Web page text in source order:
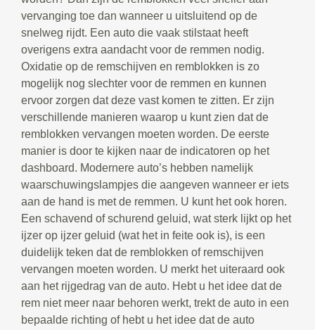
vervanging toe dan wanneer u uitsluitend op de
snelweg rijdt. Een auto die vaak stilstaat heeft
overigens extra aandacht voor de remmen nodig.
Oxidatie op de remschijven en remblokken is zo
mogelijk nog slechter voor de remmen en kunnen
ervoor zorgen dat deze vast komen te zitten. Er zijn
verschillende manieren waarop u kunt zien dat de
remblokken vervangen moeten worden. De eerste
manier is door te kijken naar de indicatoren op het
dashboard. Modernere auto’s hebben namelijk
waarschuwingslampjes die aangeven wanneer er iets
aan de hand is met de remmen. U kunt het ook horen.
Een schavend of schurend geluid, wat sterk lijkt op het
ijzer op ijzer geluid (wat het in feite ook is), is een
duidelijk teken dat de remblokken of remschijven
vervangen moeten worden. U merkt het uiteraard ook
aan het rijgedrag van de auto. Hebt u het idee dat de
rem niet meer naar behoren werkt, trekt de auto in een
bepaalde richting of hebt u het idee dat de auto